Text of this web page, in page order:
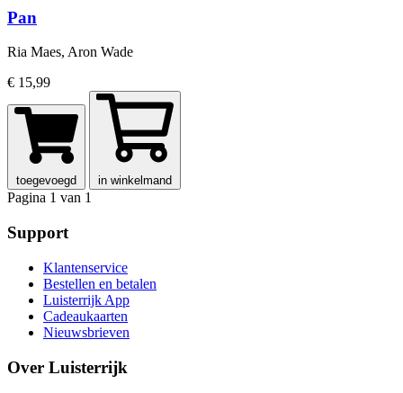
Pan
Ria Maes, Aron Wade
€ 15,99
toegevoegd in winkelmand
Pagina 1 van 1
Support
Klantenservice
Bestellen en betalen
Luisterrijk App
Cadeaukaarten
Nieuwsbrieven
Over Luisterrijk